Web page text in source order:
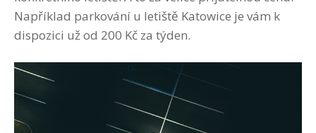
Například parkování u letiště Katowice je vám k
dispozici už od 200 Kč za týden.